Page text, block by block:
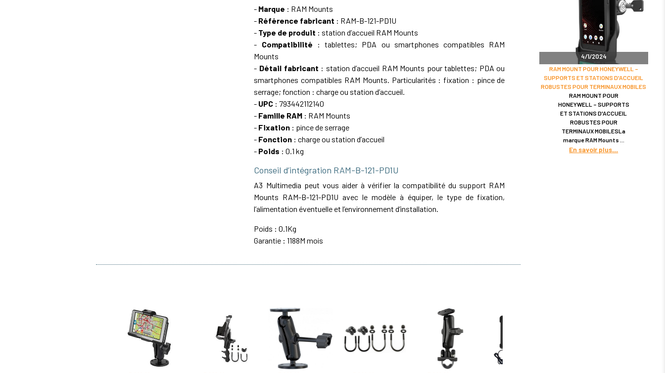
- Marque : RAM Mounts
- Référence fabricant : RAM-B-121-PD1U
- Type de produit : station d’accueil RAM Mounts
- Compatibilité : tablettes; PDA ou smartphones compatibles RAM
Mounts
- Détail fabricant : station d’accueil RAM Mounts pour tablettes; PDA ou
smartphones compatibles RAM Mounts. Particularités : fixation : pince de
serrage; fonction : charge ou station d’accueil.
- UPC : 793442112140
- Famille RAM : RAM Mounts
- Fixation : pince de serrage
- Fonction : charge ou station d’accueil
- Poids : 0.1 kg
Conseil d’intégration RAM-B-121-PD1U
A3 Multimedia peut vous aider à vérifier la compatibilité du support RAM
Mounts RAM-B-121-PD1U avec le modèle à équiper, le type de fixation,
l’alimentation éventuelle et l’environnement d’installation.
Poids : 0.1Kg
Garantie : 1188M mois
4/1/2024
RAM MOUNT POUR HONEYWELL –
SUPPORTS ET STATIONS D'ACCUEIL
ROBUSTES POUR TERMINAUX MOBILES
RAM MOUNT POUR
HONEYWELL – SUPPORTS
ET STATIONS D'ACCUEIL
ROBUSTES POUR
TERMINAUX MOBILESLa
marque RAM Mounts
En savoir plus